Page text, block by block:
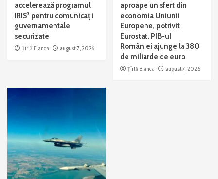
accelerează programul
IRIS² pentru comunicații
guvernamentale
securizate
Țîrlă Bianca august 7, 2026
aproape un sfert din
economia Uniunii
Europene, potrivit
Eurostat. PIB-ul
României ajunge la 380
de miliarde de euro
Țîrlă Bianca august 7, 2026